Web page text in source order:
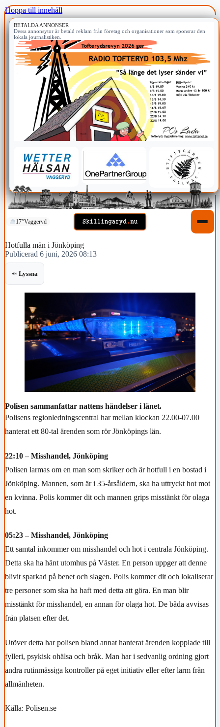
Hoppa till innehåll
BETALDA ANNONSER
Dessa annonsytor är betald reklam från företag och organisationer som sponsrar den
lokala journalistiken.
17°Vaggeryd
Hotfulla män i Jönköping
Publicerad 6 juni, 2026 08:13
Lyssna
Polisen sammanfattar nattens händelser i länet.
Polisens regionledningscentral har mellan klockan 22.00-07.00
hanterat ett 80-tal ärenden som rör Jönköpings län.
22:10 – Misshandel, Jönköping
Polisen larmas om en man som skriker och är hotfull i en bostad i
Jönköping. Mannen, som är i 35-årsåldern, ska ha uttryckt hot mot
en kvinna. Polis kommer dit och mannen grips misstänkt för olaga
hot.
05:23 – Misshandel, Jönköping
Ett samtal inkommer om misshandel och hot i centrala Jönköping.
Detta ska ha hänt utomhus på Väster. En person uppger att denne
blivit sparkad på benet och slagen. Polis kommer dit och lokaliserar
tre personer som ska ha haft med detta att göra. En man blir
misstänkt för misshandel, en annan för olaga hot. De båda avvisas
från platsen efter det.
Utöver detta har polisen bland annat hanterat ärenden kopplade till
fylleri, psykisk ohälsa och bråk. Man har i sedvanlig ordning gjort
andra rutinmässiga kontroller på eget initiativ eller efter larm från
allmänheten.
Källa: Polisen.se